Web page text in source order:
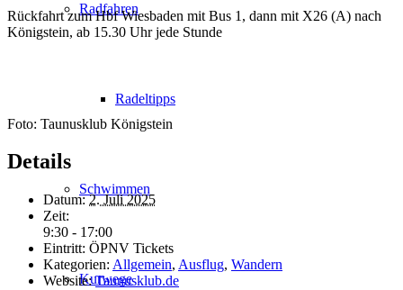
Radfahren
Radeltipps
Schwimmen
Kurwege
Rückfahrt zum Hbf Wiesbaden mit Bus 1, dann mit X26 (A) nach
Königstein, ab 15.30 Uhr jede Stunde
Foto: Taunusklub Königstein
Details
Datum: 2. Juli 2025
Zeit:
9:30 - 17:00
Eintritt: ÖPNV Tickets
Kategorien: Allgemein, Ausflug, Wandern
Website: Taunusklub.de